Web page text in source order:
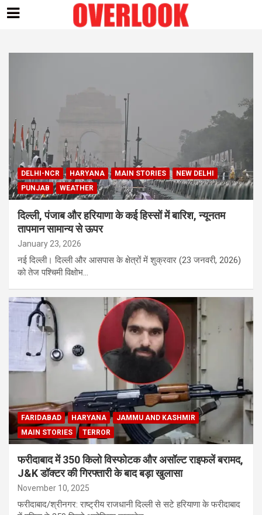
DELHI-NCR HARYANA MAIN STORIES
NEW DELHI
PUNJAB
WEATHER
दिल्ली, पंजाब और हरियाणा के कई हिस्सों में बारिश, न्यूनतम
तापमान सामान्य से ऊपर
January 23, 2026
नई दिल्ली। दिल्ली और आसपास के क्षेत्रों में शुक्रवार (23 जनवरी, 2026)
को तेज पश्चिमी विक्षोभ…
FARIDABAD HARYANA
JAMMU AND KASHMIR
MAIN STORIES
TERROR
फरीदाबाद में 350 किलो विस्फोटक और असॉल्ट राइफलें बरामद,
J&K डॉक्टर की गिरफ्तारी के बाद बड़ा खुलासा
November 10, 2025
फरीदाबाद/श्रीनगर: राष्ट्रीय राजधानी दिल्ली से सटे हरियाणा के फरीदाबाद